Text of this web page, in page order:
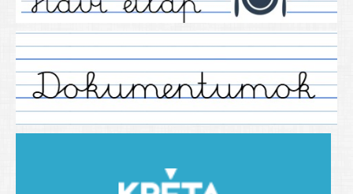
2013/2014. tanév
2014/2015. tanév
2015/2016. tanév
2016/2017 tanév
2018/2019 tanév